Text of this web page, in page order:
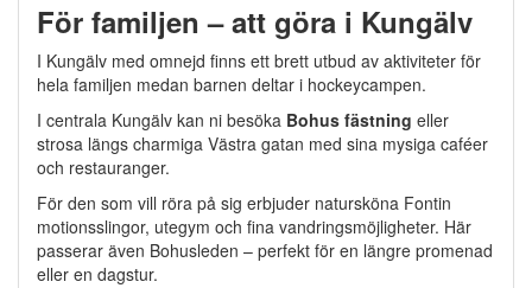
För familjen – att göra i Kungälv
I Kungälv med omnejd finns ett brett utbud av aktiviteter för
hela familjen medan barnen deltar i hockeycampen.
I centrala Kungälv kan ni besöka Bohus fästning eller
strosa längs charmiga Västra gatan med sina mysiga caféer
och restauranger.
För den som vill röra på sig erbjuder natursköna Fontin
motionsslingor, utegym och fina vandringsmöjligheter. Här
passerar även Bohusleden – perfekt för en längre promenad
eller en dagstur.